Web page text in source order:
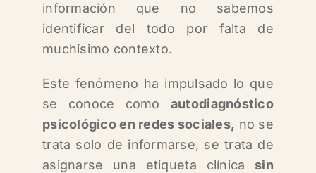
información que no sabemos
identificar del todo por falta de
muchísimo contexto.
Este fenómeno ha impulsado lo que
se conoce como autodiagnóstico
psicológico en redes sociales, no se
trata solo de informarse, se trata de
asignarse una etiqueta clínica sin